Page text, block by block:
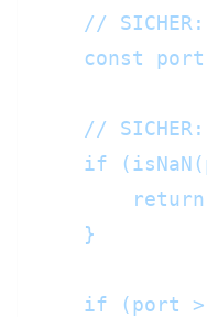
//
const
//
if
    }
if (port